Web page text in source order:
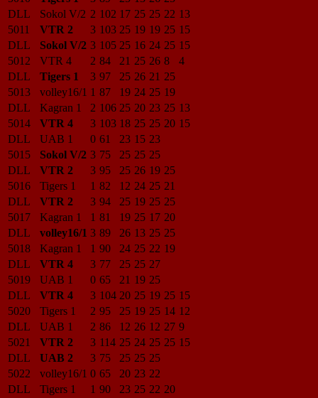
DLL
Sokol V/2 2 102 17 25 25 22 13
5011
VTR 2 3 103 25 19 19 25 15
DLL
Sokol V/2 3 105 25 16 24 25 15
5012
VTR 4 2 84 21 25 26 8
4
DLL
Tigers 1 3 97 25 26 21 25
5013
volley16/1 1 87 19 24 25 19
DLL
Kagran 1 2 106 25 20 23 25 13
5014
VTR 4 3 103 18 25 25 20 15
DLL
UAB 1 0 61 23 15 23
5015
Sokol V/2 3 75 25 25 25
DLL
VTR 2 3 95 25 26 19 25
5016
Tigers 1 1 82 12 24 25 21
DLL
VTR 2 3 94 25 19 25 25
5017
Kagran 1 1 81 19 25 17 20
DLL
volley16/1 3 89 26 13 25 25
5018
Kagran 1 1 90 24 25 22 19
DLL
VTR 4 3 77 25 25 27
5019
UAB 1 0 65 21 19 25
DLL
VTR 4 3 104 20 25 19 25 15
5020
Tigers 1 2 95 25 19 25 14 12
DLL
UAB 1 2 86 12 26 12 27 9
5021
VTR 2 3 114 25 24 25 25 15
DLL
UAB 2 3 75 25 25 25
5022
volley16/1 0 65 20 23 22
DLL
Tigers 1 1 90 23 25 22 20